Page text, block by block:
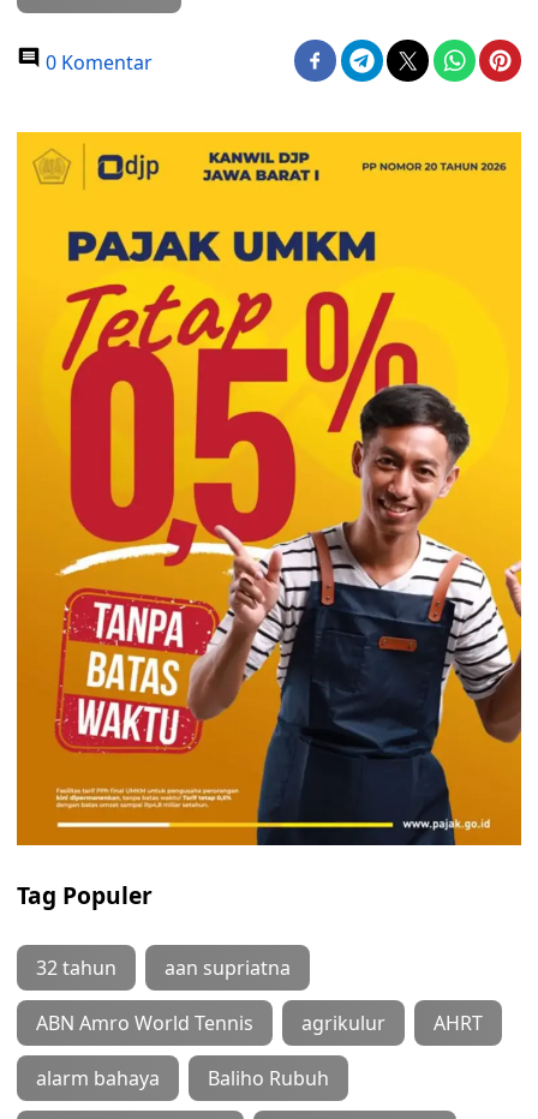
0 Komentar
Tag Populer
32 tahun aan supriatna
ABN Amro World Tennis agrikulur AHRT
alarm bahaya Baliho Rubuh